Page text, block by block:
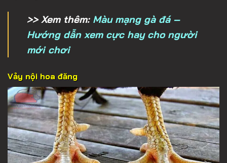
>> Xem thêm: Màu mạng gà đá –
Hướng dẫn xem cực hay cho người
mới chơi
Vảy nội hoa đăng